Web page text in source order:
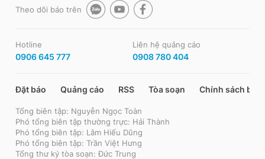
Theo dõi báo trên
Hotline
0906 645 777
Liên hệ quảng cáo
0908 780 404
Đặt báo Quảng cáo RSS Tòa soạn Chính sách bảo
Tổng biên tập: Nguyễn Ngọc Toàn
Phó tổng biên tập thường trực: Hải Thành
Phó tổng biên tập: Lâm Hiếu Dũng
Phó tổng biên tập: Trần Việt Hưng
Tổng thư ký tòa soạn: Đức Trung